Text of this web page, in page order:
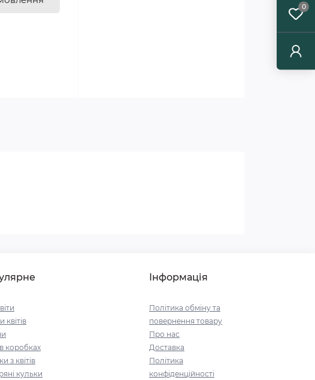
0
квітів
коробках
з квітів
кульки
Інформація
Політика обміну та
повернення товару
Про нас
Доставка
Політика
конфіденційності